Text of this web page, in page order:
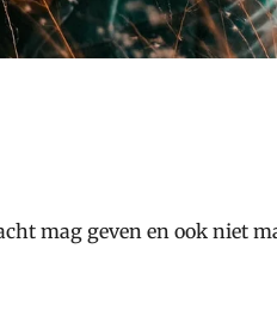
mag geven en ook niet